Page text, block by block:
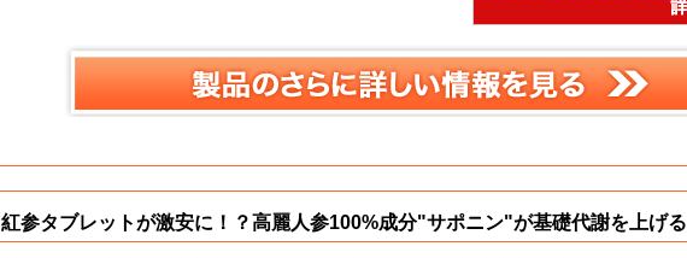
紅参タブレットが激安に！？高麗人参100%成分"サポニン"が基礎代謝を上げる